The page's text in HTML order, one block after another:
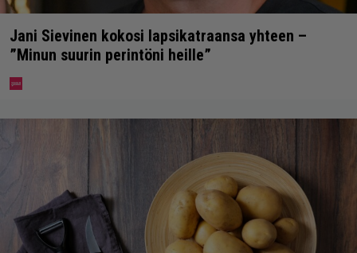
Jani Sievinen kokosi lapsikatraansa yhteen –
”Minun suurin perintöni heille”